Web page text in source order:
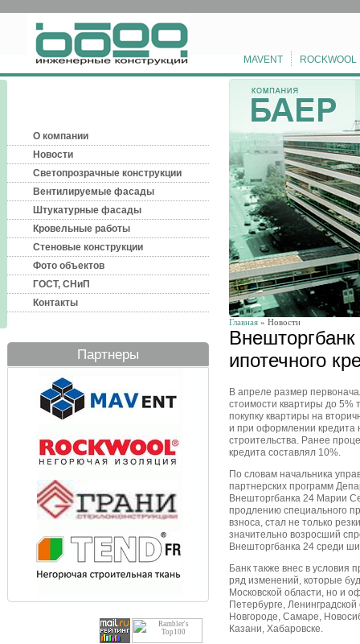
MAVENT ROCKWOOL
О компании
Новости
Светопрозрачные конструкции
Вентилируемые фасады
Штукатурные фасады
Кровельные работы
Стеновые конструкции
Фото объектов
ГОСТ, СНиП
Контакты
Партнеры
Главная » Новости
ипотечного
В апреле размер
стоимости квартиры до 5%
покупку квартиры на
и при оформлении кредита
строительства. Ранее
кредита составлял 10%.
По словам начальника
партнерских программ
Внешторгбанка 24 Марии
продлению специального
взноса, стал не только
значительно возросший
Внешторгбанка 24 среди
Банк также внес в условия
ряд изменений, которые
Московской области, но и
Петербурге,
Новгороде, Самаре,
Казани, Хабаровске.